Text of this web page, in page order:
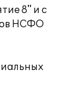
8" и с
НСФО